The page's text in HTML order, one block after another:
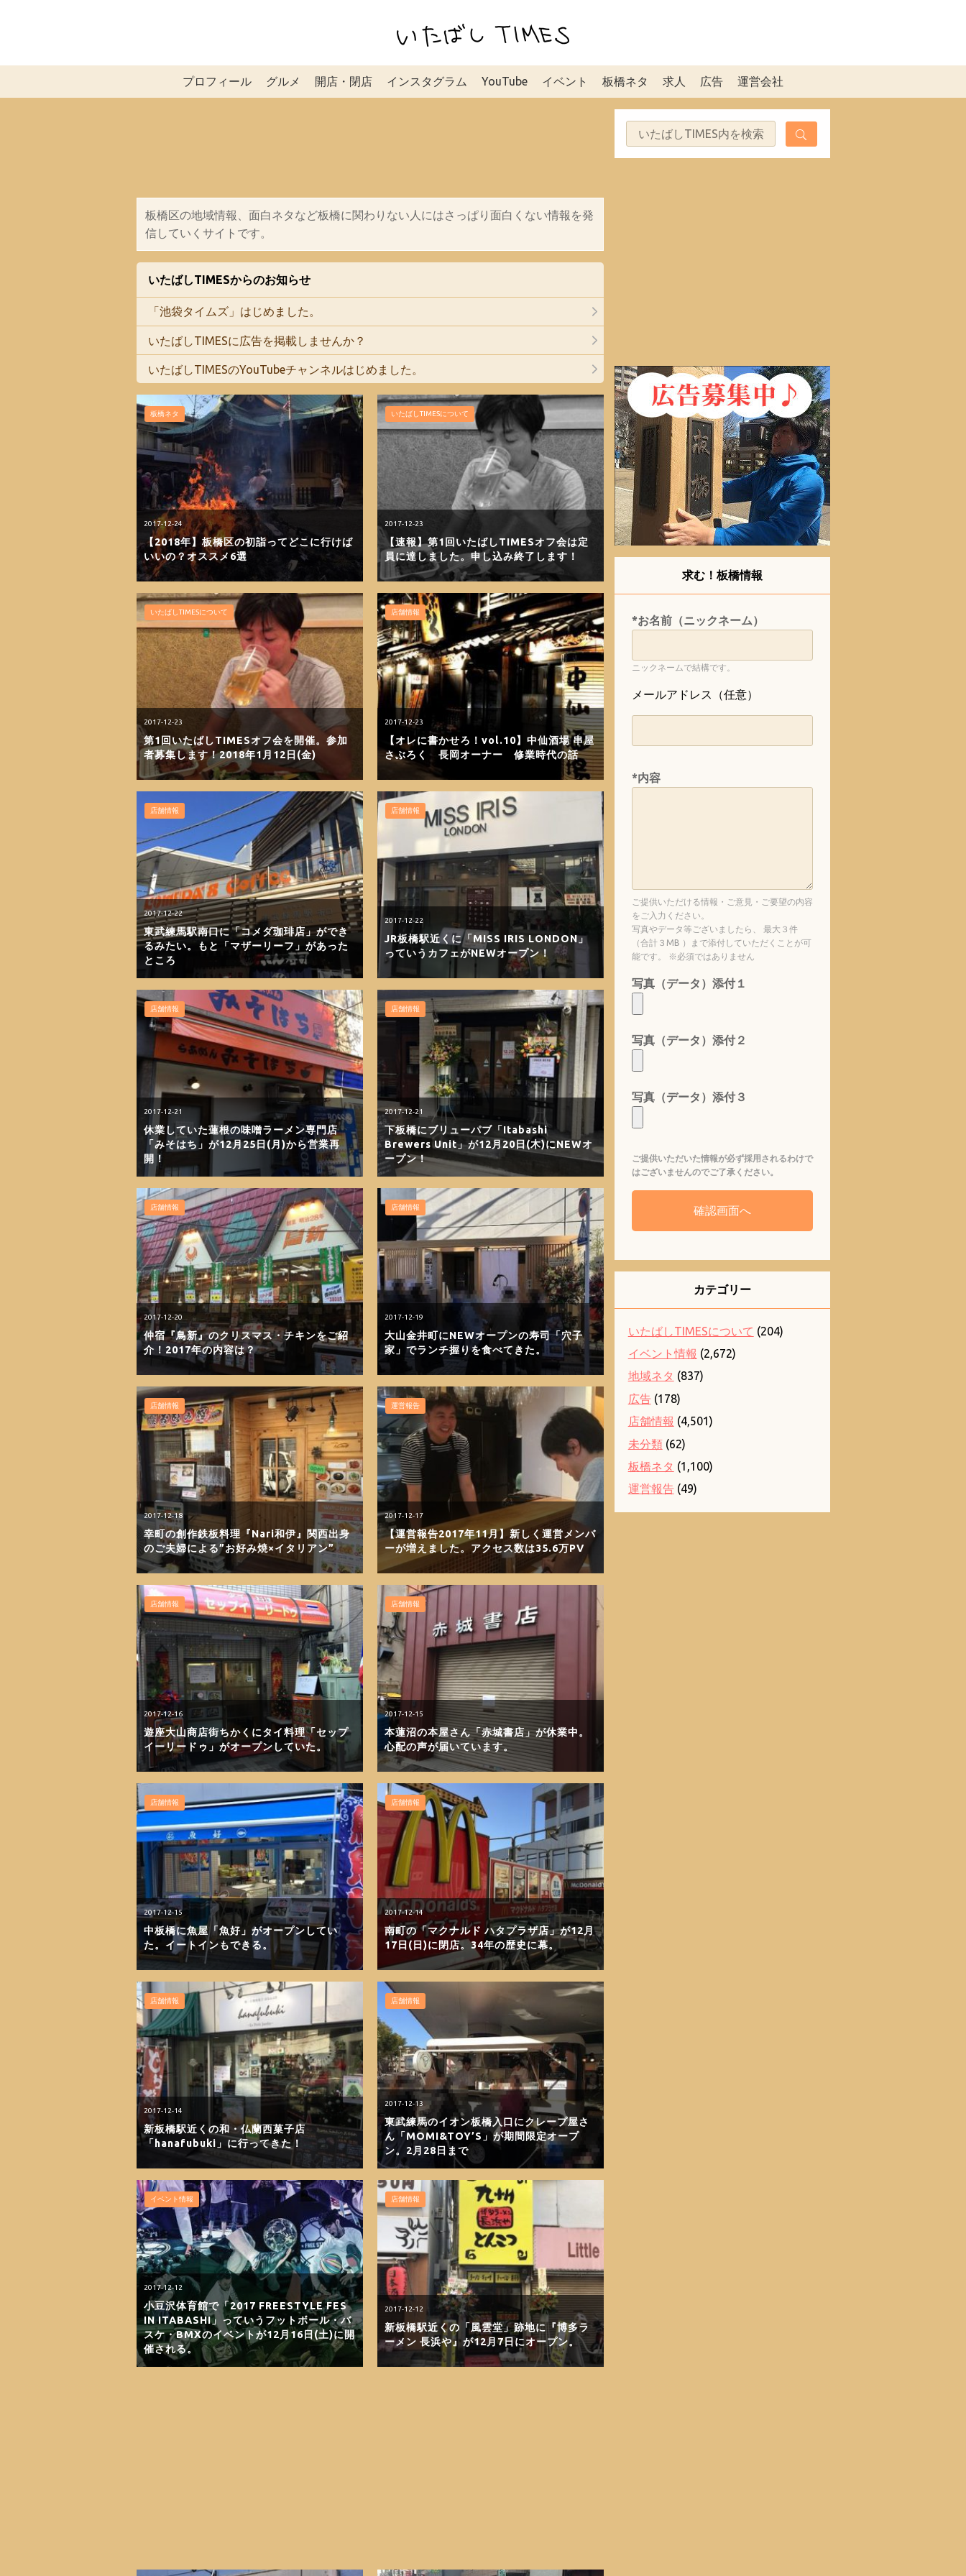
プロフィール グルメ 開店・閉店 インスタグラム YouTube イベント 板橋ネタ 求人 広告 運営会社
板橋区の地域情報、面白ネタなど板橋に関わりない人にはさっぱり面白くない情報を発
信していくサイトです。
いたばしTIMESからのお知らせ
「池袋タイムズ」はじめました。
いたばしTIMESに広告を掲載しませんか？
いたばしTIMESのYouTubeチャンネルはじめました。
2017-12-24
【2018年】板橋区の初詣ってどこに行けば
いいの？オススメ6選
板橋ネタ
2017-12-23
【速報】第1回いたばしTIMESオフ会は定
員に達しました。申し込み終了します！
いたばしTIMESについて
2017-12-23
第1回いたばしTIMESオフ会を開催。参加
者募集します！2018年1月12日(金)
いたばしTIMESについて
2017-12-23
【オレに書かせろ！vol.10】中仙酒場 串屋
さぶろく 長岡オーナー 修業時代の話
店舗情報
2017-12-22
東武練馬駅南口に「コメダ珈琲店」ができ
るみたい。もと「マザーリーフ」があった
ところ
店舗情報
2017-12-22
JR板橋駅近くに「MISS IRIS LONDON」
っていうカフェがNEWオープン！
店舗情報
2017-12-21
休業していた蓮根の味噌ラーメン専門店
「みそはち」が12月25日(月)から営業再
開！
店舗情報
2017-12-21
下板橋にブリューパブ「Itabashi
Brewers Unit」が12月20日(木)にNEWオ
ープン！
店舗情報
2017-12-20
仲宿『鳥新』のクリスマス・チキンをご紹
介！2017年の内容は？
店舗情報
2017-12-19
大山金井町にNEWオープンの寿司「穴子
家」でランチ握りを食べてきた。
店舗情報
2017-12-18
幸町の創作鉄板料理『Nari和伊』関西出身
のご夫婦による”お好み焼×イタリアン”
店舗情報
2017-12-17
【運営報告2017年11月】新しく運営メンバ
ーが増えました。アクセス数は35.6万PV
運営報告
2017-12-16
遊座大山商店街ちかくにタイ料理「セップ
イーリードゥ」がオープンしていた。
店舗情報
2017-12-15
本蓮沼の本屋さん「赤城書店」が休業中。
心配の声が届いています。
店舗情報
2017-12-15
中板橋に魚屋「魚好」がオープンしてい
た。イートインもできる。
店舗情報
2017-12-14
南町の「マクナルド ハタプラザ店」が12月
17日(日)に閉店。34年の歴史に幕。
店舗情報
2017-12-14
新板橋駅近くの和・仏蘭西菓子店
「hanafubuki」に行ってきた！
店舗情報
2017-12-13
東武練馬のイオン板橋入口にクレープ屋さ
ん「MOMI&TOY’S」が期間限定オープ
ン。2月28日まで
店舗情報
2017-12-12
小豆沢体育館で「2017 FREESTYLE FES
IN ITABASHI」っていうフットボール・バ
スケ・BMXのイベントが12月16日(土)に開
催される。
イベント情報
2017-12-12
新板橋駅近くの「風雲堂」跡地に『博多ラ
ーメン 長浜や』が12月7日にオープン。
店舗情報
求む！板橋情報
*お名前（ニックネーム）
ニックネームで結構です。
メールアドレス（任意）
*内容
ご提供いただける情報・ご意見・ご要望の内容
をご入力ください。
写真やデータ等ございましたら、 最大３件
（合計３MB ）まで添付していただくことが可
能です。 ※必須ではありません
写真（データ）添付１
写真（データ）添付２
写真（データ）添付３
ご提供いただいた情報が必ず採用されるわけで
はございませんのでご了承ください。
カテゴリー
いたばしTIMESについて (204)
イベント情報 (2,672)
地域ネタ (837)
広告(178)
店舗情報 (4,501)
未分類(62)
板橋ネタ (1,100)
運営報告(49)